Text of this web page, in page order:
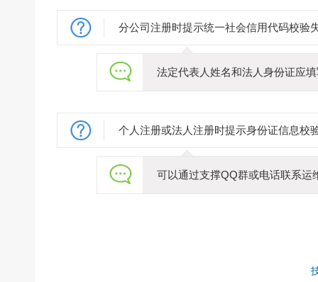
分公司注册时提示统一社会信用代码校验
法定代表人姓名和法人身份证应
个人注册或法人注册时提示身份证信息校
可以通过支撑QQ群或电话联系运